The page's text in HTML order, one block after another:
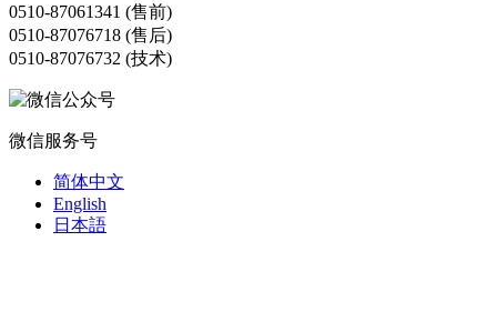
0510-87061341 (售前)
0510-87076718 (售后)
0510-87076732 (技术)
微信服务号
简体中文
English
日本語